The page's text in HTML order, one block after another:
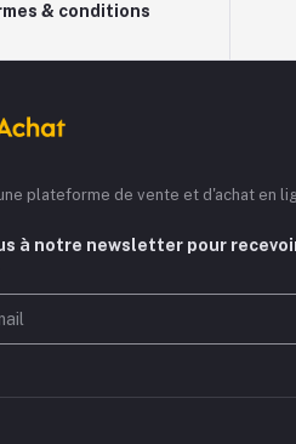
& conditions
plateforme de vente et d'achat en
à notre newsletter pour